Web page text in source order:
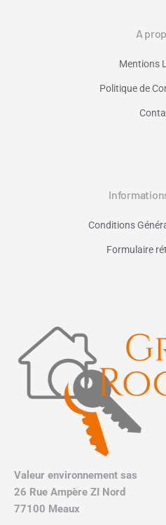
A
Mentions
Politique de
Conditions
Formulaire
Valeur environnement sas
26 Rue Ampère ZI Nord
77100 Meaux